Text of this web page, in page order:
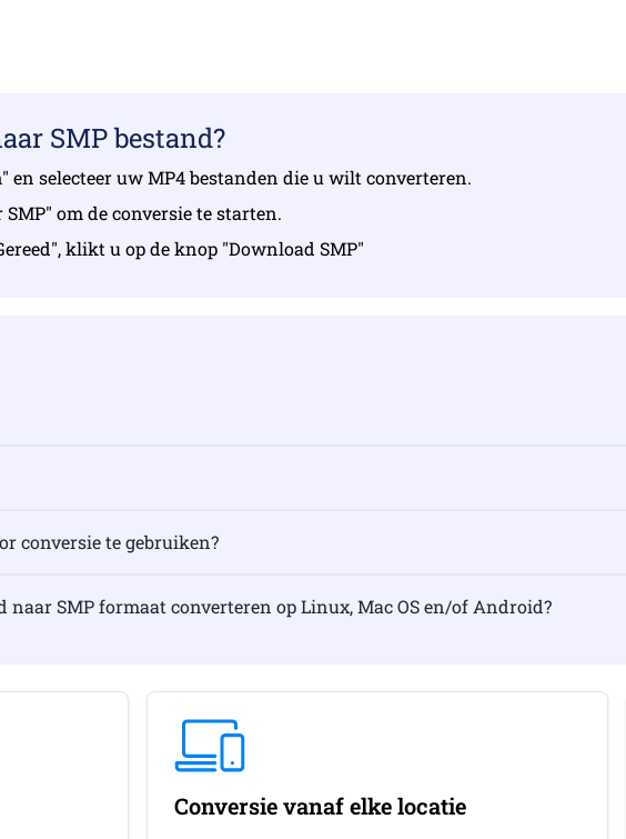
SMP bestand?
en selecteer uw MP4 bestanden die u wilt converteren.
om de conversie te starten.
klikt u op de knop "Download SMP"
conversie te gebruiken?
SMP formaat converteren op Linux, Mac OS en/of Android?
Conversie vanaf elke locatie